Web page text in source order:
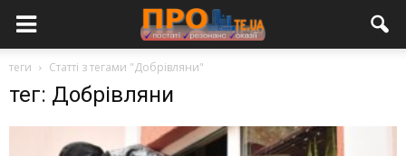
теги Статті з тегами "Добрівляни"
тег: Добрівляни